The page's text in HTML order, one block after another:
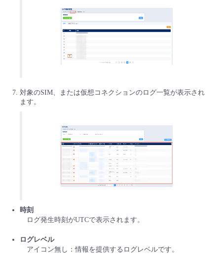
対象のSIM、または仮想コネクションのログ一覧が表示され
ます。
時刻
ログ発生時刻がUTCで表示されます。
ログレベル
アイコン無し：情報を提供するログレベルです。